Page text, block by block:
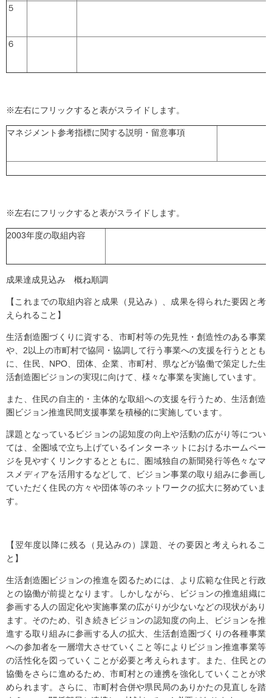
５
６
※左右にフリックすると表がスライドします。
マネジメント参考指標に関する説明・留意事項
※左右にフリックすると表がスライドします。
2003年度の取組内容
成果達成見込み 概ね順調
【これまでの取組内容と成果（見込み）、成果を得られた要因と考
えられること】
生活創造圏づくりに資する、市町村等の先見性・創造性のある事業
や、2以上の市町村で協同・協調して行う事業への支援を行うととも
に、住民、NPO、団体、企業、市町村、県などが協働で策定した生
活創造圏ビジョンの実現に向けて、様々な事業を実施しています。
また、住民の自主的・主体的な取組への支援を行うため、生活創造
圏ビジョン推進民間支援事業を積極的に実施しています。
課題となっているビジョンの認知度の向上や活動の広がり等につい
ては、全圏域で立ち上げているインターネットにおけるホームペー
ジを見やすくリンクするとともに、圏域独自の新聞発行等色々なマ
スメディアを活用するなどして、ビジョン事業の取り組みに参画し
ていただく住民の方々や団体等のネットワークの拡大に努めていま
す。
【翌年度以降に残る（見込みの）課題、その要因と考えられるこ
と】
生活創造圏ビジョンの推進を図るためには、より広範な住民と行政
との協働が前提となります。しかしながら、ビジョンの推進組織に
参画する人の固定化や実施事業の広がりが少ないなどの現状があり
ます。そのため、引き続きビジョンの認知度の向上、ビジョンを推
進する取り組みに参画する人の拡大、生活創造圏づくりの各種事業
への参加者を一層増大させていくこと等によりビジョン推進事業等
の活性化を図っていくことが必要と考えられます。また、住民との
協働をさらに進めるため、市町村との連携を強化していくことが求
められます。さらに、市町村合併や県民局のありかたの見直しを踏